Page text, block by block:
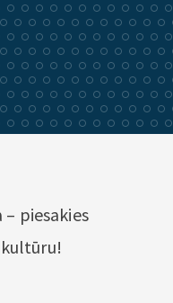
piesakies